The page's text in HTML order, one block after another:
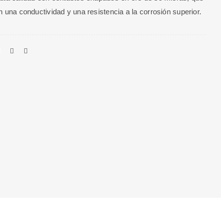
una conductividad y una resistencia a la corrosión superior.